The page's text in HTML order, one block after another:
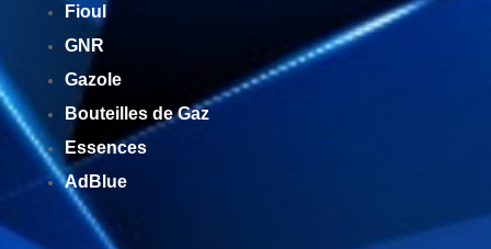
Fioul
GNR
Gazole
Bouteilles de Gaz
Essences
AdBlue